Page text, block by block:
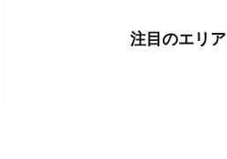
注目のエリア